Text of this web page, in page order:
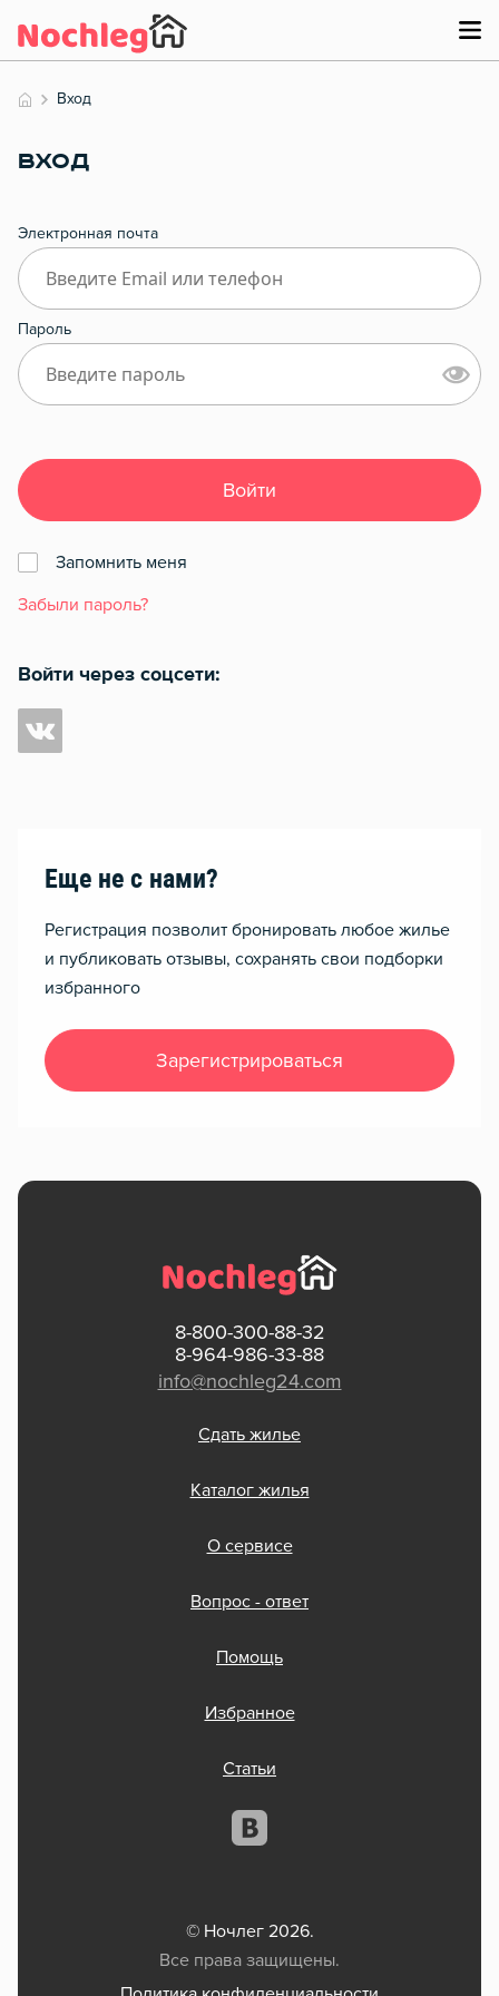
Вход
ВХОД
Электронная почта
Пароль
Войти
Запомнить меня
Забыли пароль?
Войти через соцсети:
Еще не с нами?
Регистрация позволит бронировать любое жилье
и публиковать отзывы, сохранять свои подборки
избранного
Зарегистрироваться
8-800-300-88-32
8-964-986-33-88
info@nochleg24.com
Сдать жилье
Каталог жилья
О сервисе
Вопрос - ответ
Помощь
Избранное
Статьи
© Ночлег 2026.
Все права защищены.